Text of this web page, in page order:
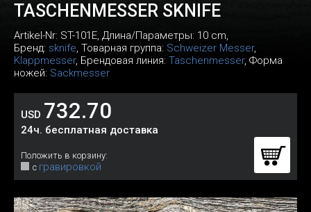
TASCHENMESSER SKNIFE
Artikel-Nr: ST-101E, Длина/Параметры: 10 cm,
Бренд: sknife, Товарная группа: Schweizer Messer,
Klappmesser, Брендовая линия: Taschenmesser, Форма
ножей: Sackmesser
USD 732.70
24ч. бесплатная доставка
Положить в корзину:
с гравировкой